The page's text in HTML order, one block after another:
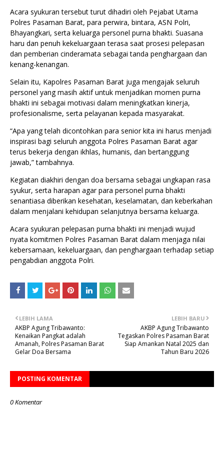
Acara syukuran tersebut turut dihadiri oleh Pejabat Utama
Polres Pasaman Barat, para perwira, bintara, ASN Polri,
Bhayangkari, serta keluarga personel purna bhakti. Suasana
haru dan penuh kekeluargaan terasa saat prosesi pelepasan
dan pemberian cinderamata sebagai tanda penghargaan dan
kenang-kenangan.
Selain itu, Kapolres Pasaman Barat juga mengajak seluruh
personel yang masih aktif untuk menjadikan momen purna
bhakti ini sebagai motivasi dalam meningkatkan kinerja,
profesionalisme, serta pelayanan kepada masyarakat.
“Apa yang telah dicontohkan para senior kita ini harus menjadi
inspirasi bagi seluruh anggota Polres Pasaman Barat agar
terus bekerja dengan ikhlas, humanis, dan bertanggung
jawab,” tambahnya.
Kegiatan diakhiri dengan doa bersama sebagai ungkapan rasa
syukur, serta harapan agar para personel purna bhakti
senantiasa diberikan kesehatan, keselamatan, dan keberkahan
dalam menjalani kehidupan selanjutnya bersama keluarga.
Acara syukuran pelepasan purna bhakti ini menjadi wujud
nyata komitmen Polres Pasaman Barat dalam menjaga nilai
kebersamaan, kekeluargaan, dan penghargaan terhadap setiap
pengabdian anggota Polri.
LEBIH BARU
AKBP Agung Tribawanto
Tegaskan Polres Pasaman Barat
Siap Amankan Natal 2025 dan
Tahun Baru 2026
LEBIH LAMA
AKBP Agung Tribawanto:
Kenaikan Pangkat adalah
Amanah, Polres Pasaman Barat
Gelar Doa Bersama
POSTING KOMENTAR
0 Komentar